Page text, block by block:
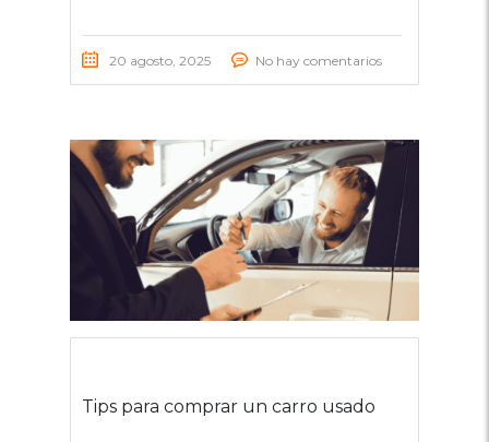
20 agosto, 2025 No hay comentarios
Tips para comprar un carro usado